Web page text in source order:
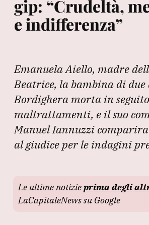
gip: “Crudeltà,
e indifferenza”
Emanuela Aiello, madre
Beatrice, la bambina di
Bordighera morta in
maltrattamenti, e il suo
Manuel Iannuzzi
al giudice per le indagini
Le ultime notizieprima degli
LaCapitaleNews su Google